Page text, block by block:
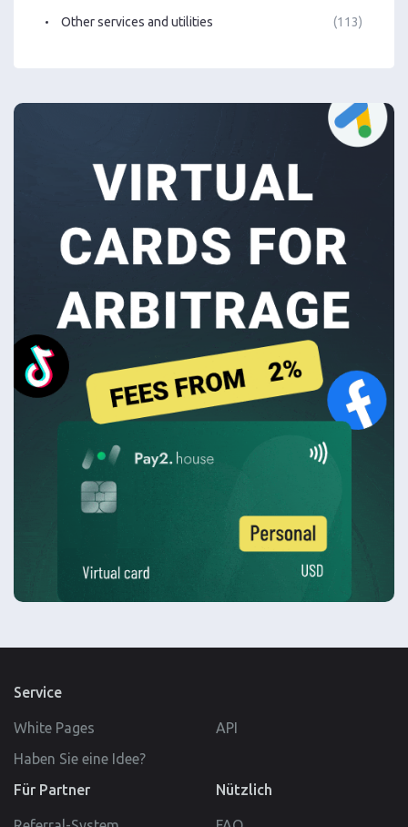
Other services and utilities (113)
Service
White Pages
API
Haben Sie eine Idee?
Für Partner
Nützlich